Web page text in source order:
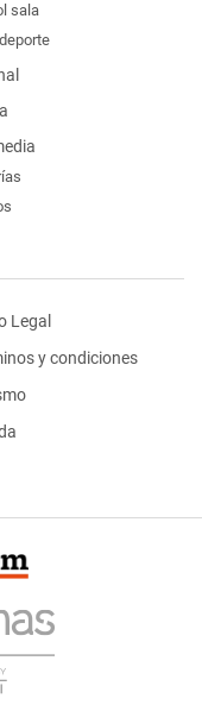
sala
Legal
y condiciones